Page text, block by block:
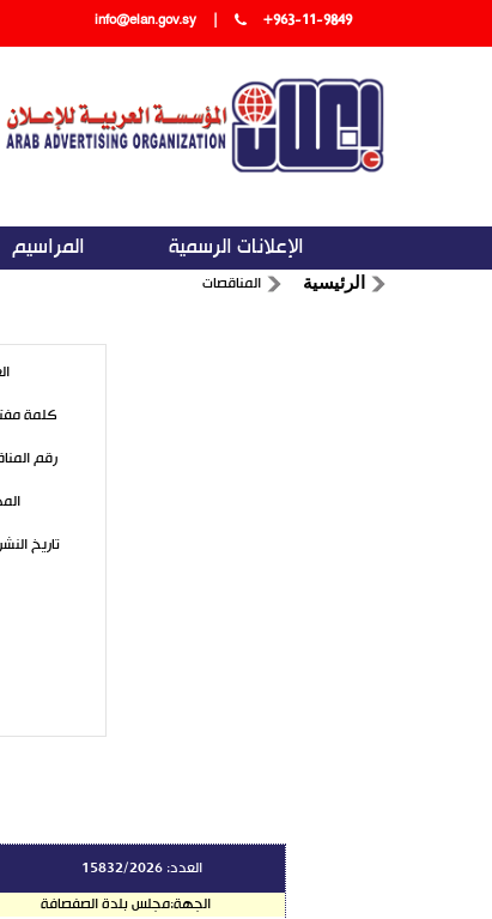
info@elan.gov.sy | +963-11-9849
الإعلانات الرسمية المراسيم
الرئيسية المناقصات
كلمة
رقم
تاريخ
العدد:
الجهة:مجلس بلدة الصفصافة